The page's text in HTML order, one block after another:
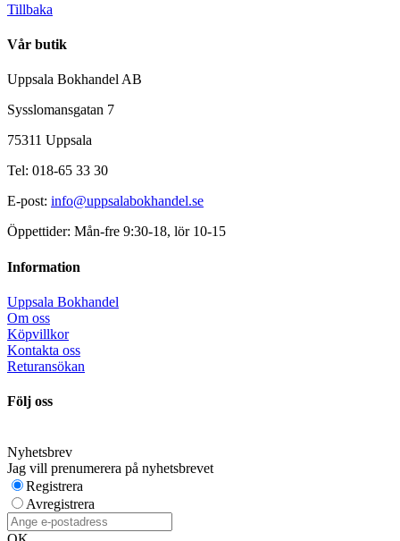
Tillbaka
Vår butik
Uppsala Bokhandel AB
Sysslomansgatan 7
75311 Uppsala
Tel: 018-65 33 30
E-post: info@uppsalabokhandel.se
Öppettider: Mån-fre 9:30-18, lör 10-15
Information
Uppsala Bokhandel
Om oss
Köpvillkor
Kontakta oss
Returansökan
Följ oss
Nyhetsbrev
Jag vill prenumerera på nyhetsbrevet
Registrera
Avregistrera